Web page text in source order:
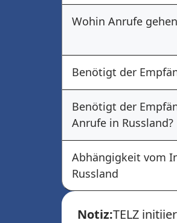
Wohin Anrufe gehen
Benötigt der
Benötigt der
Anrufe in Russland?
Abhängigkeit vom
Russland
Notiz:TELZ